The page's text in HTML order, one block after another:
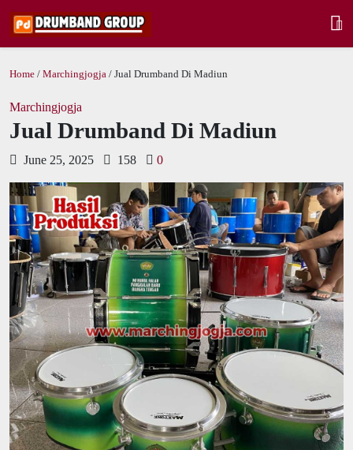
Home / Marchingjogja / Jual Drumband Di Madiun
Marchingjogja
Jual Drumband Di Madiun
June 25, 2025 158 0